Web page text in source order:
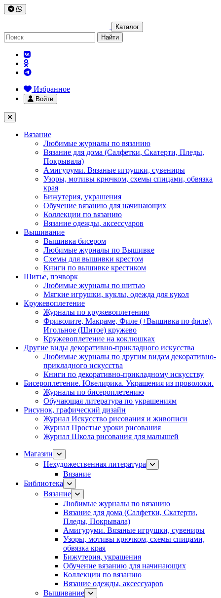
Каталог
Найти
Избранное
Войти
Вязание
Любимые журналы по вязанию
Вязание для дома (Салфетки, Скатерти, Пледы,
Покрывала)
Амигуруми. Вязаные игрушки, сувениры
Узоры, мотивы крючком, схемы спицами, обвязка
края
Бижутерия, украшения
Обучение вязанию для начинающих
Коллекции по вязанию
Вязание одежды, аксессуаров
Вышивание
Вышивка бисером
Любимые журналы по Вышивке
Схемы для вышивки крестом
Книги по вышивке крестиком
Шитье, пэчворк
Любимые журналы по шитью
Мягкие игрушки, куклы, одежда для кукол
Кружевоплетение
Журналы по кружевоплетению
Фриволите, Макраме, Филе (+Вышивка по филе),
Игольное (Шитое) кружево
Кружевоплетение на коклюшках
Другие виды декоративно-прикладного искусства
Любимые журналы по другим видам декоративно-
прикладного искусства
Книги по декоративно-прикладному искусству
Бисероплетение. Ювелирика. Украшения из проволоки.
Журналы по бисероплетению
Обучающая литература по украшениям
Рисунок, графический дизайн
Журнал Искусство рисования и живописи
Журнал Простые уроки рисования
Журнал Школа рисования для малышей
Магазин
Нехудожественная литература
Вязание
Библиотека
Вязание
Любимые журналы по вязанию
Вязание для дома (Салфетки, Скатерти,
Пледы, Покрывала)
Амигуруми. Вязаные игрушки, сувениры
Узоры, мотивы крючком, схемы спицами,
обвязка края
Бижутерия, украшения
Обучение вязанию для начинающих
Коллекции по вязанию
Вязание одежды, аксессуаров
Вышивание